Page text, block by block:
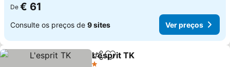
De € 61
Consulte os preços de 9 sites Ver preços
PartilharAdicionar aos favoritos
L'esprit TK